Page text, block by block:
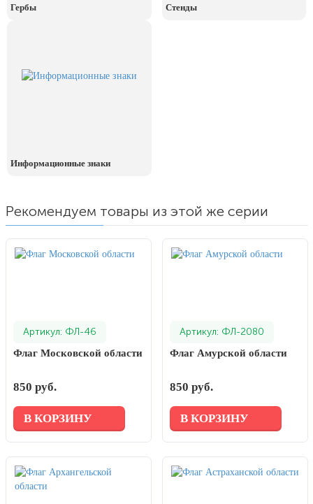
Гербы Стенды
Информационные знаки
Рекомендуем товары из этой же серии
Артикул: ФЛ-46
Флаг Московской области
850 руб.
В КОРЗИНУ
Артикул: ФЛ-2080
Флаг Амурской области
850 руб.
В КОРЗИНУ